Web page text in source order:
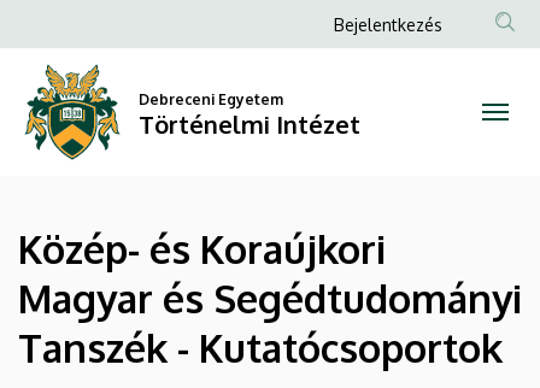
és
Koraújkori
Magyar
Segédtudományi
Tanszék
a
tartalomra
Anonim
menüje
Bejelentkezés
Debreceni Egyetem
Történelmi Intézet
Közép- és Koraújkori
Magyar és Segédtudományi
Tanszék - Kutatócsoportok